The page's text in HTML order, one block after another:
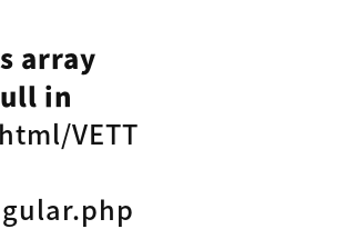
array
in
VETT